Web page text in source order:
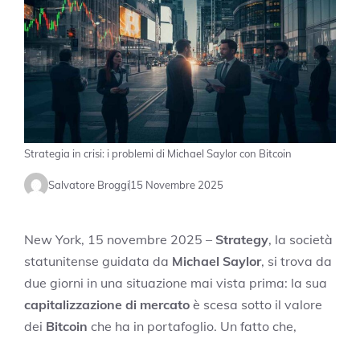
Strategia in crisi: i problemi di Michael Saylor con Bitcoin
Salvatore Broggi15 Novembre 2025
New York, 15 novembre 2025 – Strategy, la società
statunitense guidata da Michael Saylor, si trova da
due giorni in una situazione mai vista prima: la sua
capitalizzazione di mercato è scesa sotto il valore
dei Bitcoin che ha in portafoglio. Un fatto che,